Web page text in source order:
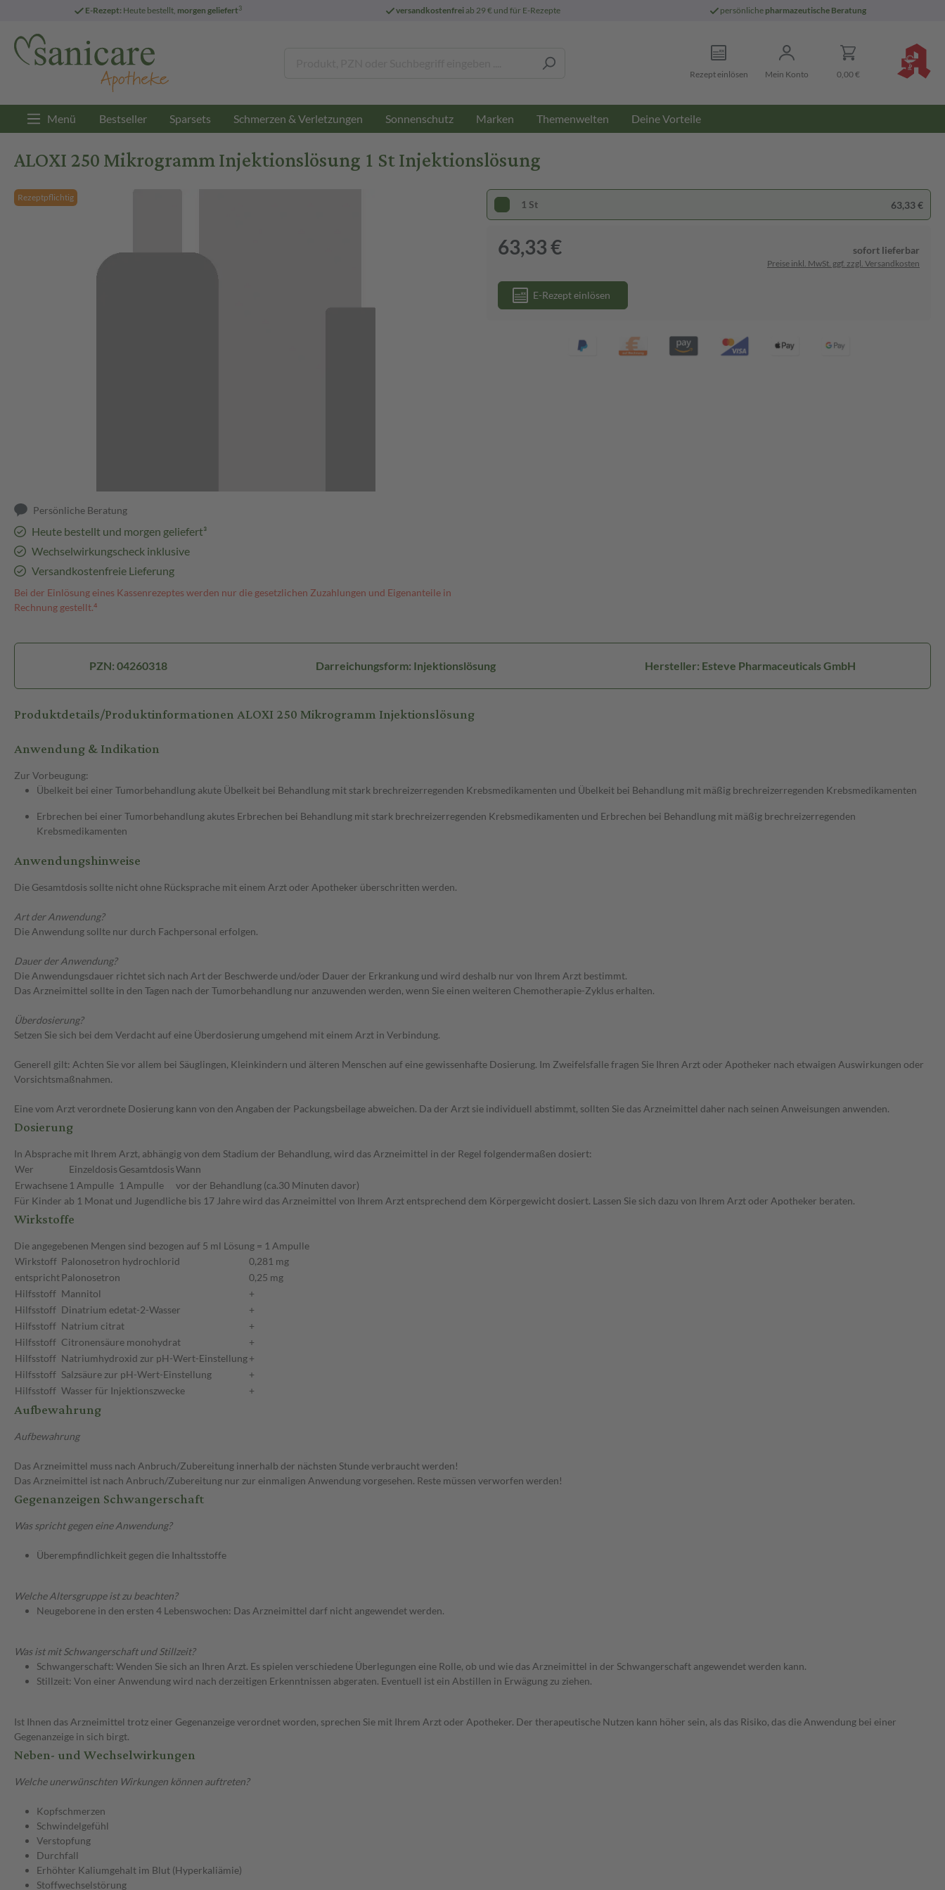
E-Rezept: Heute bestellt, morgen geliefert3 versandkostenfreiab 29 € und für E-Rezepte persönliche pharmazeutische Beratung
Rezept einlösen Mein Konto 0,00 €
Menü Bestseller Sparsets Schmerzen & Verletzungen Sonnenschutz Marken Themenwelten Deine Vorteile
ALOXI 250 Mikrogramm Injektionslösung 1 St Injektionslösung
Rezeptpflichtig
Persönliche Beratung
Heute bestellt und morgen geliefert³
Wechselwirkungscheck inklusive
Versandkostenfreie Lieferung
Bei der Einlösung eines Kassenrezeptes werden nur die gesetzlichen Zuzahlungen und Eigenanteile in
Rechnung gestellt.⁴
1 St 63,33 €
63,33 € sofort lieferbar
Preise inkl. MwSt. ggf. zzgl. Versandkosten
E-Rezept einlösen
PZN: 04260318 Darreichungsform: Injektionslösung Hersteller: Esteve Pharmaceuticals GmbH
Produktdetails/Produktinformationen ALOXI 250 Mikrogramm Injektionslösung
Anwendung & Indikation
Zur Vorbeugung:
Übelkeit bei einer Tumorbehandlung akute Übelkeit bei Behandlung mit stark brechreizerregenden Krebsmedikamenten und Übelkeit bei Behandlung mit mäßig brechreizerregenden Krebsmedikamenten
Erbrechen bei einer Tumorbehandlung akutes Erbrechen bei Behandlung mit stark brechreizerregenden Krebsmedikamenten und Erbrechen bei Behandlung mit mäßig brechreizerregenden
Krebsmedikamenten
Anwendungshinweise
Die Gesamtdosis sollte nicht ohne Rücksprache mit einem Arzt oder Apotheker überschritten werden.
Art der Anwendung?
Die Anwendung sollte nur durch Fachpersonal erfolgen.
Dauer der Anwendung?
Die Anwendungsdauer richtet sich nach Art der Beschwerde und/oder Dauer der Erkrankung und wird deshalb nur von Ihrem Arzt bestimmt.
Das Arzneimittel sollte in den Tagen nach der Tumorbehandlung nur anzuwenden werden, wenn Sie einen weiteren Chemotherapie-Zyklus erhalten.
Überdosierung?
Setzen Sie sich bei dem Verdacht auf eine Überdosierung umgehend mit einem Arzt in Verbindung.
Generell gilt: Achten Sie vor allem bei Säuglingen, Kleinkindern und älteren Menschen auf eine gewissenhafte Dosierung. Im Zweifelsfalle fragen Sie Ihren Arzt oder Apotheker nach etwaigen Auswirkungen oder
Vorsichtsmaßnahmen.
Eine vom Arzt verordnete Dosierung kann von den Angaben der Packungsbeilage abweichen. Da der Arzt sie individuell abstimmt, sollten Sie das Arzneimittel daher nach seinen Anweisungen anwenden.
Dosierung
In Absprache mit Ihrem Arzt, abhängig von dem Stadium der Behandlung, wird das Arzneimittel in der Regel folgendermaßen dosiert:
Wer
Einzeldosis GesamtdosisWann
Erwachsene 1 Ampulle 1 Ampulle
vor der Behandlung (ca.30 Minuten davor)
Für Kinder ab 1 Monat und Jugendliche bis 17 Jahre wird das Arzneimittel von Ihrem Arzt entsprechend dem Körpergewicht dosiert. Lassen Sie sich dazu von Ihrem Arzt oder Apotheker beraten.
Wirkstoffe
Die angegebenen Mengen sind bezogen auf 5 ml Lösung = 1 Ampulle
Wirkstoff Palonosetron hydrochlorid
0,281 mg
entsprichtPalonosetron
0,25 mg
Hilfsstoff Mannitol
+
Hilfsstoff Dinatrium edetat-2-Wasser
+
Hilfsstoff Natrium citrat
+
Hilfsstoff Citronensäure monohydrat
+
Hilfsstoff Natriumhydroxid zur pH-Wert-Einstellung+
Hilfsstoff Salzsäure zur pH-Wert-Einstellung
+
Hilfsstoff Wasser für Injektionszwecke +
Aufbewahrung
Aufbewahrung
Das Arzneimittel muss nach Anbruch/Zubereitung innerhalb der nächsten Stunde verbraucht werden!
Das Arzneimittel ist nach Anbruch/Zubereitung nur zur einmaligen Anwendung vorgesehen. Reste müssen verworfen werden!
Gegenanzeigen Schwangerschaft
Was spricht gegen eine Anwendung?
Überempfindlichkeit gegen die Inhaltsstoffe
Welche Altersgruppe ist zu beachten?
Neugeborene in den ersten 4 Lebenswochen: Das Arzneimittel darf nicht angewendet werden.
Was ist mit Schwangerschaft und Stillzeit?
Schwangerschaft: Wenden Sie sich an Ihren Arzt. Es spielen verschiedene Überlegungen eine Rolle, ob und wie das Arzneimittel in der Schwangerschaft angewendet werden kann.
Stillzeit: Von einer Anwendung wird nach derzeitigen Erkenntnissen abgeraten. Eventuell ist ein Abstillen in Erwägung zu ziehen.
Ist Ihnen das Arzneimittel trotz einer Gegenanzeige verordnet worden, sprechen Sie mit Ihrem Arzt oder Apotheker. Der therapeutische Nutzen kann höher sein, als das Risiko, das die Anwendung bei einer
Gegenanzeige in sich birgt.
Neben- und Wechselwirkungen
Welche unerwünschten Wirkungen können auftreten?
Kopfschmerzen
Schwindelgefühl
Verstopfung
Durchfall
Erhöhter Kaliumgehalt im Blut (Hyperkaliämie)
Stoffwechselstörung